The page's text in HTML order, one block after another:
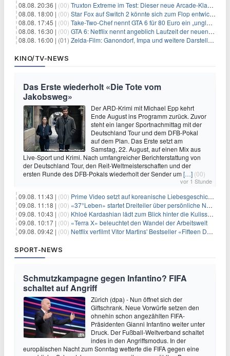
08.08. 20:36 | (00) Truxton Extreme im Test: Dieser neue Arcade-Klassiker verzeiht dir gar nichts
08.08. 18:00 | (00) Star Fox auf Switch 2 könnte sich zum Flop entwickeln
08.08. 17:45 | (00) Take-Two-Chef nennt GTA 6 für 80 Euro ein „unglaubliches Schnäppchen“
08.08. 16:30 | (00) GTA 6: Netflix nennt angeblich Laufzeit der neuen Gameplay-Präsentation
08.08. 16:00 | (01) Zelda-Film: Ganondorf, Impa und weitere Darsteller sollen feststehen
KINO/TV-NEWS
Das Erste wiederholt «Die Tote vom
Jakobsweg»
Der ARD-Krimi mit Michael Epp kehrt
Ende August ins Programm zurück. Zuvor
steht ein langer Sportnachmittag mit der
Deutschland Tour und dem DFB-Pokal
auf dem Plan. Das Erste setzt am
Samstag, 22. August, auf einen Mix aus
Live-Sport und Krimi. Nach umfangreicher Berichterstattung von
der Deutschland Tour, den Reit-Weltmeisterschaften und der
ersten Runde des DFB-Pokals wiederholt der Sender um[…] (00)
vor 1 Stunde
09.08. 11:43 | (00) Prime Video setzt auf koreanische Liebesgeschichte
09.08. 11:18 | (00) «37°Leben» startet Dreiteiler über persönliche Neuanfänge
09.08. 10:43 | (00) Khloé Kardashian lädt zum Blick hinter die Kulissen ihres Freundeskreises
09.08. 10:17 | (00) «Terra X» beleuchtet den Wandel der Arbeitswelt
09.08. 09:42 | (00) Netflix verfilmt Vitor Martins' Bestseller «Fifteen Days»
SPORT-NEWS
Schmutzkampagne gegen Infantino? FIFA
schaltet auf Angriff
Zürich (dpa) - Nun öffnet sich der
Giftschrank. Neue Vorwürfe setzen den
ohnehin schon angezählten FIFA-
Präsidenten Gianni Infantino weiter unter
Druck. Der Fußball-Weltverband schaltet
indes in den Angriffsmodus. In der
europäischen Nacht zum Sonntag wetterte die FIFA gegen eine